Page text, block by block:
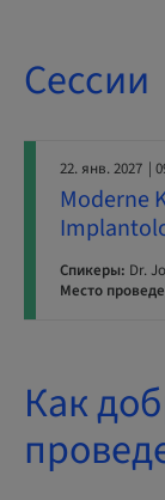
Сессии
22. янв. 2027 |
Moderne
Спикеры: Dr.
Место
Как